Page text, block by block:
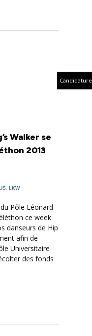
Walker se
2013
LKW
Pôle Léonard
ce week
danseurs de Hip
afin de
Universitaire
des fonds
Candidature